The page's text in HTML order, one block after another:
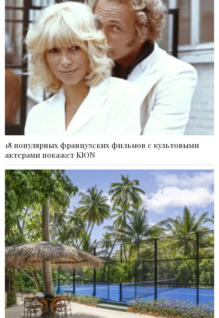
18 популярных французских фильмов с культовыми
актерами покажет KION